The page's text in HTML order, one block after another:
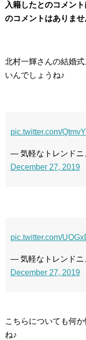
入籍したとのコメン
のコメントはありませ
北村一輝さんの結婚
いんでしょうね♪
pic.twitter.com/
— 気軽なトレンドニ
December 27, 2019
pic.twitter.com/
— 気軽なトレンドニ
December 27, 2019
こちらについても何
ね♪